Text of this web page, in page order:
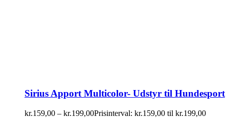
Sirius Apport Multicolor- Udstyr til Hundesport
kr.159,00 – kr.199,00Prisinterval: kr.159,00 til kr.199,00